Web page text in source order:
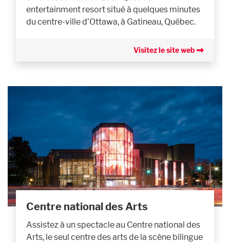
entertainment resort situé à quelques minutes
du centre-ville d’Ottawa, à Gatineau, Québec.
Visitez le site web
Centre national des Arts
Assistez à un spectacle au Centre national des
Arts, le seul centre des arts de la scène bilingue